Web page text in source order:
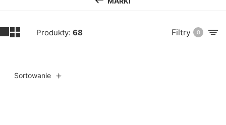
Produkty: 68 Filtry 0
Sortowanie